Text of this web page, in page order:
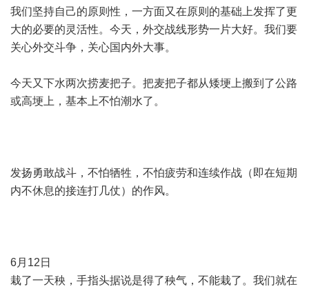
我们坚持自己的原则性，一方面又在原则的基础上发挥了更
大的必要的灵活性。今天，外交战线形势一片大好。我们要
关心外交斗争，关心国内外大事。
今天又下水两次捞麦把子。把麦把子都从矮埂上搬到了公路
或高埂上，基本上不怕潮水了。
发扬勇敢战斗，不怕牺牲，不怕疲劳和连续作战（即在短期
内不休息的接连打几仗）的作风。
6月12日
栽了一天秧，手指头据说是得了秧气，不能栽了。我们就在